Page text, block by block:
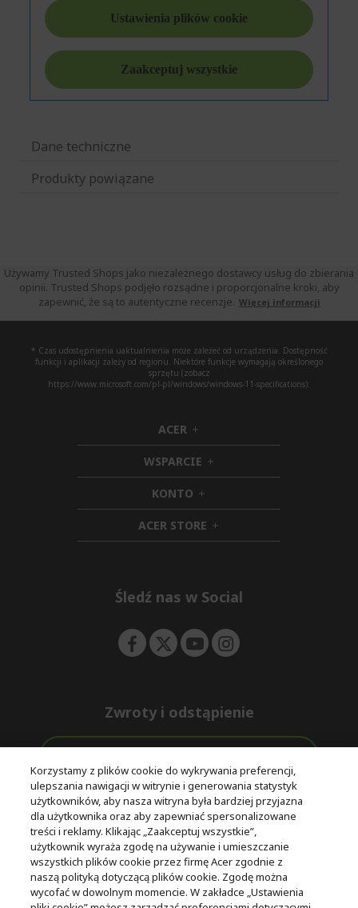
Dane techniczne
Produkty powiązane
Używamy Trusted Shops jako niezależnego dostawcy usług do zbierania
opinii. Trusted Shops podjęło rozsądne i proporcjonalne kroki, aby
zapewnić, że są to autentyczne recenzje. Więcej informacji
* Czas udostępnienia uaktualnienia może zależeć od urządzenia. Dostępność
funkcji i aplikacji zależy od regionu. Niektóre funkcje wymagają określonego
sprzętu (zobacz
https://www.microsoft.com/pl-pl/windows/windows-11-specifications).
ACER h
i
d
d
e
n
WSPARCIE h
i
d
e
n
KONTO h
i
d
d
ACER STORE h
i
e
Śledź nas w Social
Zwroty i odstąpienie
Darmowa
ekspresowa
dostawa
Wsparcie
przed i po
zakupie
Bezpieczne
płatności
© 2025 Acer Inc.
Firma CPYou BV jest autoryzowanym sprzedawcą produktów i
usług oferowanych w tym sklepie.
Korzystamy z plików cookie do wykrywania preferencji,
ulepszania nawigacji w witrynie i generowania statystyk
użytkowników, aby nasza witryna była bardziej przyjazna
dla użytkownika oraz aby zapewniać spersonalizowane
treści i reklamy. Klikając „Zaakceptuj wszystkie”,
użytkownik wyraża zgodę na używanie i umieszczanie
wszystkich plików cookie przez firmę Acer zgodnie z
naszą polityką dotyczącą plików cookie. Zgodę można
wycofać w dowolnym momencie. W zakładce „Ustawienia